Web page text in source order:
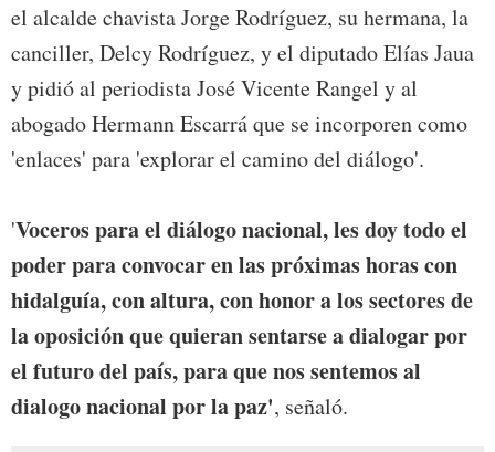
el alcalde chavista Jorge Rodríguez, su hermana, la
canciller, Delcy Rodríguez, y el diputado Elías Jaua
y pidió al periodista José Vicente Rangel y al
abogado Hermann Escarrá que se incorporen como
'enlaces' para 'explorar el camino del diálogo'.
'Voceros para el diálogo nacional, les doy todo el
poder para convocar en las próximas horas con
hidalguía, con altura, con honor a los sectores de
la oposición que quieran sentarse a dialogar por
el futuro del país, para que nos sentemos al
dialogo nacional por la paz', señaló.